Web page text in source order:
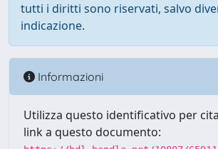
tutti i diritti sono riservati, salvo
indicazione.
Informazioni
Utilizza questo identificativo per
link a questo documento: